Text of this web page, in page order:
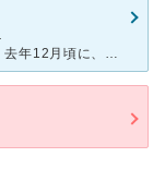
優しく穏やかな先生が処置してくださいました 去年12月頃に、娘から唇にピアスが埋まったと言われて、近くになかなか形成外科がなくて。調べて皮膚科でも大丈夫との検索結果が出て、近くにないかと思い見つ